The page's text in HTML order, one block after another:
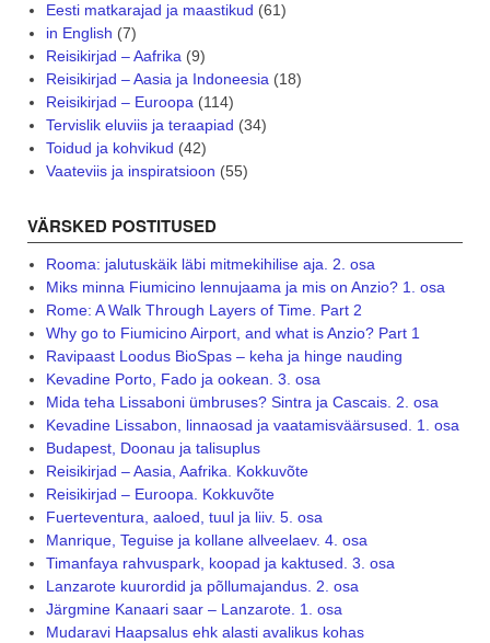
Eesti matkarajad ja maastikud (61)
in English (7)
Reisikirjad – Aafrika(9)
Reisikirjad – Aasia ja Indoneesia(18)
Reisikirjad – Euroopa(114)
Tervislik eluviis ja teraapiad (34)
Toidud ja kohvikud (42)
Vaateviis ja inspiratsioon (55)
VÄRSKED POSTITUSED
Rooma: jalutuskäik läbi mitmekihilise aja. 2. osa
Miks minna Fiumicino lennujaama ja mis on Anzio? 1. osa
Rome: A Walk Through Layers of Time. Part 2
Why go to Fiumicino Airport, and what is Anzio? Part 1
Ravipaast Loodus BioSpas – keha ja hinge nauding
Kevadine Porto, Fado ja ookean. 3. osa
Mida teha Lissaboni ümbruses? Sintra ja Cascais. 2. osa
Kevadine Lissabon, linnaosad ja vaatamisväärsused. 1. osa
Budapest, Doonau ja talisuplus
Reisikirjad – Aasia, Aafrika. Kokkuvõte
Reisikirjad – Euroopa. Kokkuvõte
Fuerteventura, aaloed, tuul ja liiv. 5. osa
Manrique, Teguise ja kollane allveelaev. 4. osa
Timanfaya rahvuspark, koopad ja kaktused. 3. osa
Lanzarote kuurordid ja põllumajandus. 2. osa
Järgmine Kanaari saar – Lanzarote. 1. osa
Mudaravi Haapsalus ehk alasti avalikus kohas